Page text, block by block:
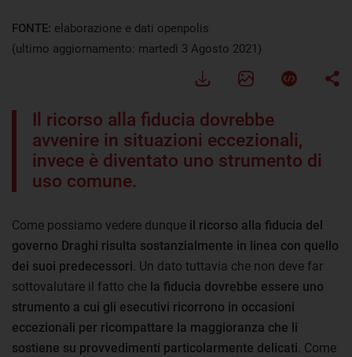
FONTE: elaborazione e dati openpolis
(ultimo aggiornamento: martedì 3 Agosto 2021)
Il ricorso alla fiducia dovrebbe
avvenire in situazioni eccezionali,
invece è diventato uno strumento di
uso comune.
Come possiamo vedere dunque il ricorso alla fiducia del
governo Draghi risulta sostanzialmente in linea con quello
dei suoi predecessori . Un dato tuttavia che non deve far
sottovalutare il fatto che la fiducia dovrebbe essere uno
strumento a cui gli esecutivi ricorrono in occasioni
eccezionali per ricompattare la maggioranza che li
sostiene su provvedimenti particolarmente delicati . Come